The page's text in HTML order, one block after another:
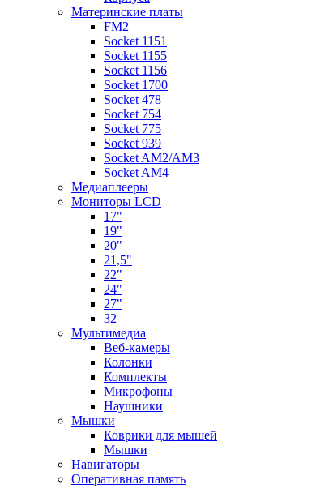
Материнские платы
FM2
Socket 1151
Socket 1155
Socket 1156
Socket 1700
Socket 478
Socket 754
Socket 775
Socket 939
Socket AM2/AM3
Socket AM4
Медиаплееры
Мониторы LCD
17"
19"
20"
21,5"
22"
24"
27"
32
Мультимедиа
Веб-камеры
Колонки
Комплекты
Микрофоны
Наушники
Мышки
Коврики для мышей
Мышки
Навигаторы
Оперативная память